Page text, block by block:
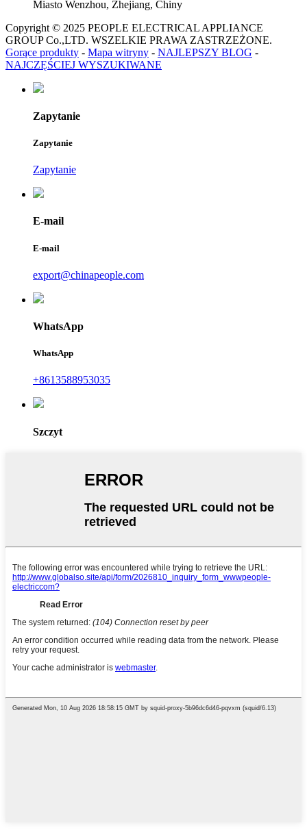
Miasto Wenzhou, Zhejiang, Chiny
Copyright © 2025 PEOPLE ELECTRICAL APPLIANCE
GROUP Co.,LTD. WSZELKIE PRAWA ZASTRZEŻONE.
Gorące produkty - Mapa witryny - NAJLEPSZY BLOG -
NAJCZĘŚCIEJ WYSZUKIWANE
Zapytanie
Zapytanie
Zapytanie
E-mail
E-mail
export@chinapeople.com
WhatsApp
WhatsApp
+8613588953035
Szczyt